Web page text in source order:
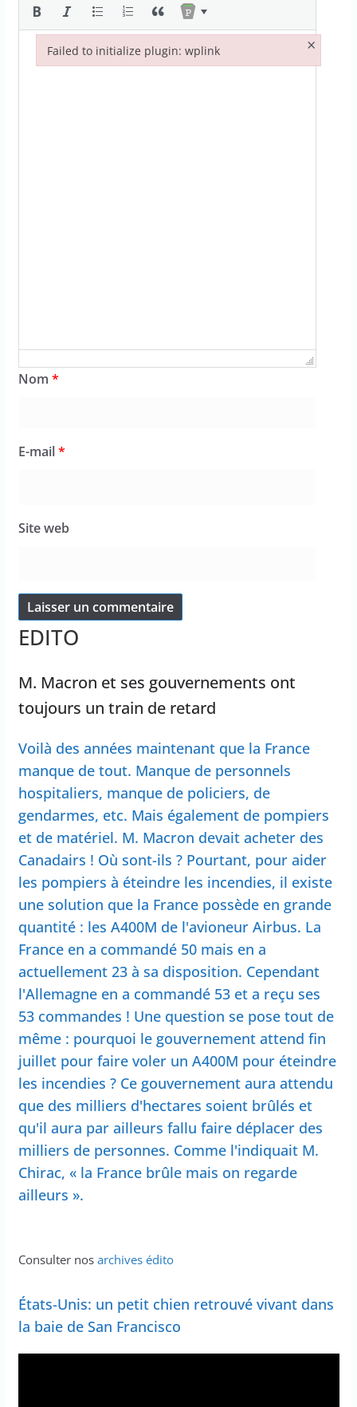
Nom *
E-mail*
Site web
EDITO
M. Macron et ses gouvernements ont
toujours un train de retard
Voilà des années maintenant que la France
manque de tout. Manque de personnels
hospitaliers, manque de policiers, de
gendarmes, etc. Mais également de pompiers
et de matériel. M. Macron devait acheter des
Canadairs ! Où sont-ils ? Pourtant, pour aider
les pompiers à éteindre les incendies, il existe
une solution que la France possède en grande
quantité : les A400M de l'avioneur Airbus. La
France en a commandé 50 mais en a
actuellement 23 à sa disposition. Cependant
l'Allemagne en a commandé 53 et a reçu ses
53 commandes ! Une question se pose tout de
même : pourquoi le gouvernement attend fin
juillet pour faire voler un A400M pour éteindre
les incendies ? Ce gouvernement aura attendu
que des milliers d'hectares soient brûlés et
qu'il aura par ailleurs fallu faire déplacer des
milliers de personnes. Comme l'indiquait M.
Chirac, « la France brûle mais on regarde
ailleurs ».
Consulter nos archives édito
États-Unis: un petit chien retrouvé vivant dans
la baie de San Francisco
Failed to initialize plugin: wplink ×
Failed to initialize plugin: wplink